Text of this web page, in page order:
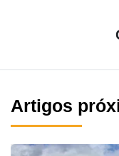
Artigos